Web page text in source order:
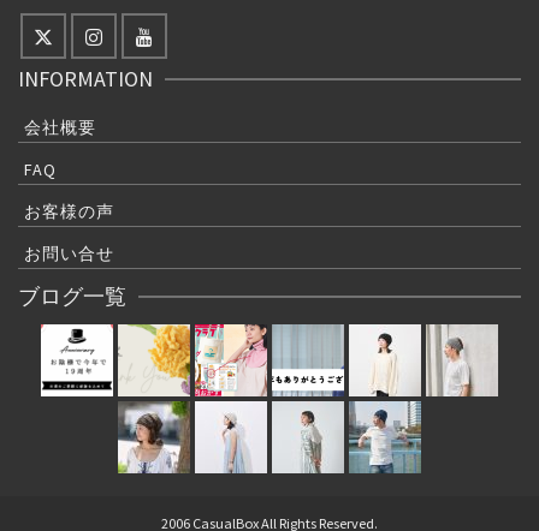
INFORMATION
会社概要
FAQ
お客様の声
お問い合せ
ブログ一覧
2006 CasualBox All Rights Reserved.